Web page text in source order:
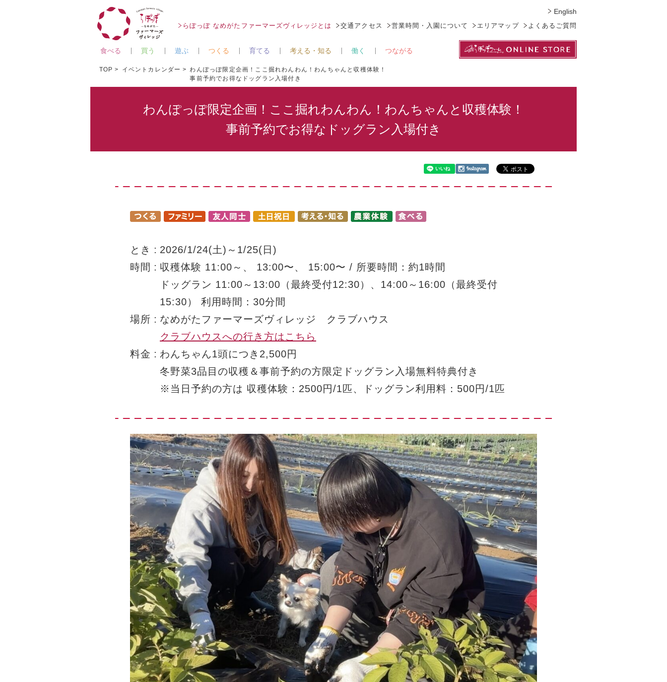
English
らぽっぽ なめがたファーマーズヴィレッジとは 交通アクセス 営業時間・入園について エリアマップ よくあるご質問
食べる 買う 遊ぶ つくる 育てる 考える・知る 働く つながる
TOP イベントカレンダー
わんぽっぽ限定企画！ここ掘れわんわん！わんちゃんと収穫体験！
事前予約でお得なドッグラン入場付き
わんぽっぽ限定企画！ここ掘れわんわん！わんちゃんと収穫体験！
事前予約でお得なドッグラン入場付き
とき
2026/1/24(土)～1/25(日)
時間
収穫体験 11:00～、 13:00〜、 15:00〜 / 所要時間：約1時間
ドッグラン 11:00～13:00（最終受付12:30）、14:00～16:00（最終受付
15:30） 利用時間：30分間
場所
なめがたファーマーズヴィレッジ クラブハウス
クラブハウスへの行き方はこちら
料金
わんちゃん1頭につき2,500円
冬野菜3品目の収穫＆事前予約の方限定ドッグラン入場無料特典付き
※当日予約の方は 収穫体験：2500円/1匹、ドッグラン利用料：500円/1匹